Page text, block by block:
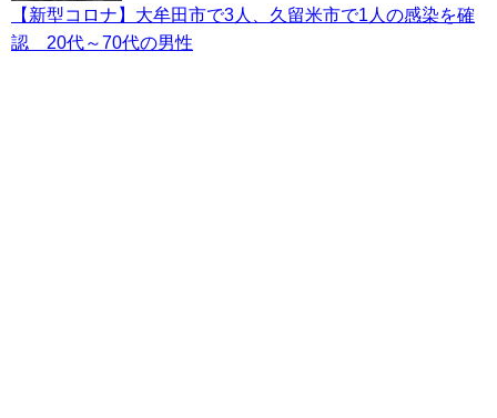
【新型コロナ】大牟田市で3人、久留米市で1人の感染を確
認 20代～70代の男性